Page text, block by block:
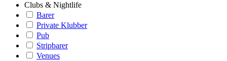
Clubs & Nightlife
Barer
Private Klubber
Pub
Stripbarer
Venues